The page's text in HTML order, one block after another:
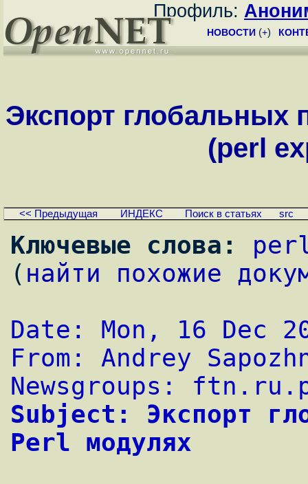
Профиль:
НОВОСТИ (+)
Экспорт глобальных
(perl
<< Предыдущая ИНДЕКС Поиск в статьях src
Ключевые слова:
( найти похожие
Date: Mon, 16 Dec
From: Andrey
Newsgroups:
Subject: Экспорт
Perl модулях